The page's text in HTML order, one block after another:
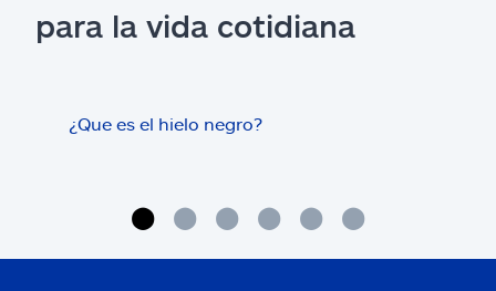
para la vida cotidiana
¿Que es el hielo negro?